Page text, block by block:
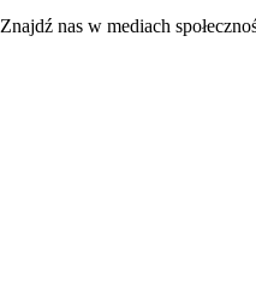
Znajdź nas w mediach